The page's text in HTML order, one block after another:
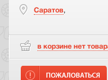
Саратов,
в корзине нет